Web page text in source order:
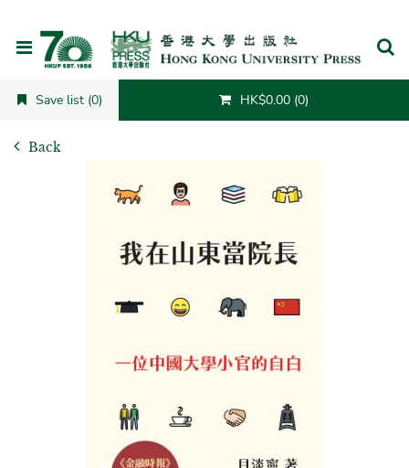
Save list (0) HK$0.00 (0)
Back